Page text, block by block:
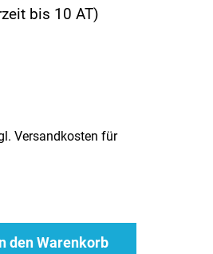
bis 10 AT)
Versandkosten für
den Warenkorb